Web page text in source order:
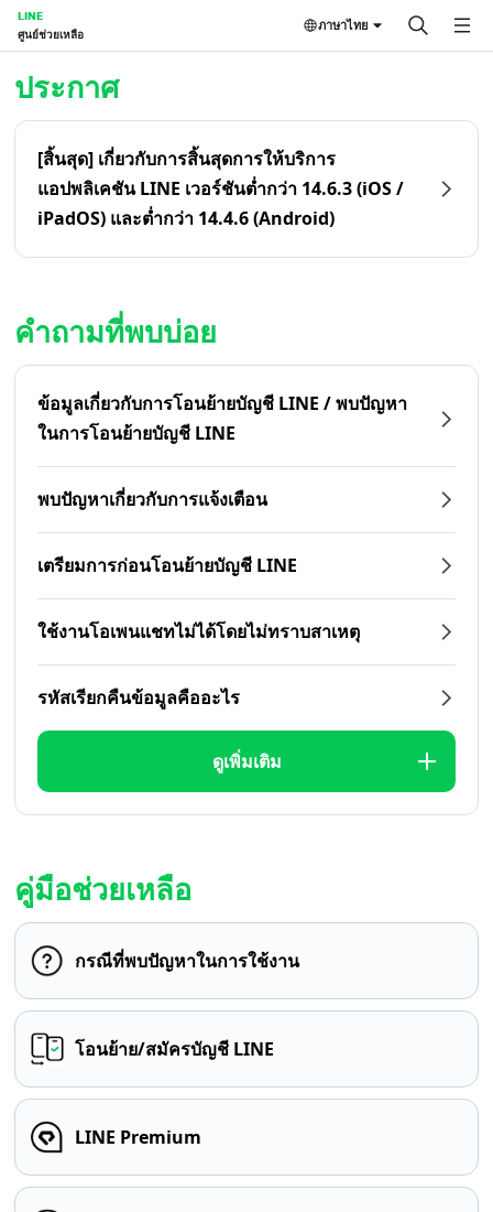
LINE
ศูนย์ช่วยเหลือ
ภาษาไทย
ประกาศ
[สิ้นสุด] เกี่ยวกับการสิ้นสุดการให้บริการ
แอปพลิเคชัน LINE เวอร์ชันต่ำกว่า 14.6.3 (iOS /
iPadOS) และต่ำกว่า 14.4.6 (Android)
คำถามที่พบบ่อย
ข้อมูลเกี่ยวกับการโอนย้ายบัญชี LINE / พบปัญหา
ในการโอนย้ายบัญชี LINE
พบปัญหาเกี่ยวกับการแจ้งเตือน
เตรียมการก่อนโอนย้ายบัญชี LINE
ใช้งานโอเพนแชทไม่ได้โดยไม่ทราบสาเหตุ
รหัสเรียกคืนข้อมูลคืออะไร
ดูเพิ่มเติม
คู่มือช่วยเหลือ
กรณีที่พบปัญหาในการใช้งาน
โอนย้าย/สมัครบัญชี LINE
LINE Premium